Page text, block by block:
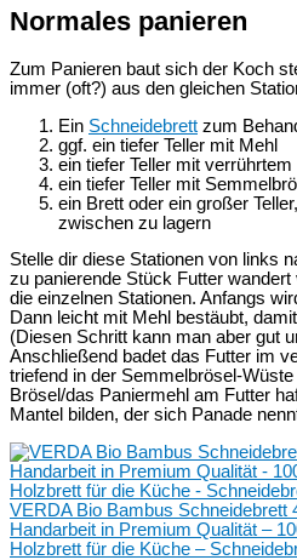
Normales panieren
Zum Panieren baut sich der Koch
immer (oft?) aus den gleichen
Ein Schneidebrett zum
ggf. ein tiefer Teller mit Mehl
ein tiefer Teller mit verrührtem
ein tiefer Teller mit
ein Brett oder ein großer
zwischen zu lagern
Stelle dir diese Stationen von links
zu panierende Stück Futter
die einzelnen Stationen. Anfangs
Dann leicht mit Mehl bestäubt,
(Diesen Schritt kann man aber gut
Anschließend badet das Futter im
triefend in der Semmelbrösel-
Brösel/das Paniermehl am Futter
Mantel bilden, der sich Panade
VERDA Bio Bambus Schneidebrett
Handarbeit in Premium Qualität –
Holzbrett für die Küche –